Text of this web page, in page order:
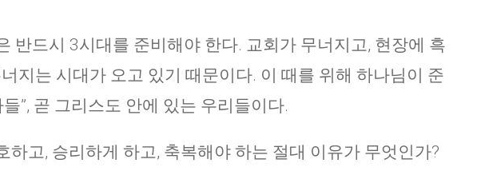
반드시 3시대를 준비해야 한다. 교회가 무너지고, 현장에 흑
지는 시대가 오고 있기 때문이다. 이 때를 위해 하나님이 준
”, 곧 그리스도 안에 있는 우리들이다.
하고, 승리하게 하고, 축복해야 하는 절대 이유가 무엇인가?